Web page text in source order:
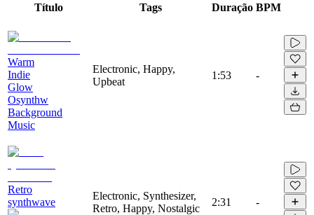
Título Tags Duração BPM
Warm
Indie
Glow
Osynthw
Background
Music
Electronic, Happy,
Upbeat
1:53 -
Retro
synthwave
Electronic, Synthesizer,
Retro, Happy, Nostalgic
2:31 -